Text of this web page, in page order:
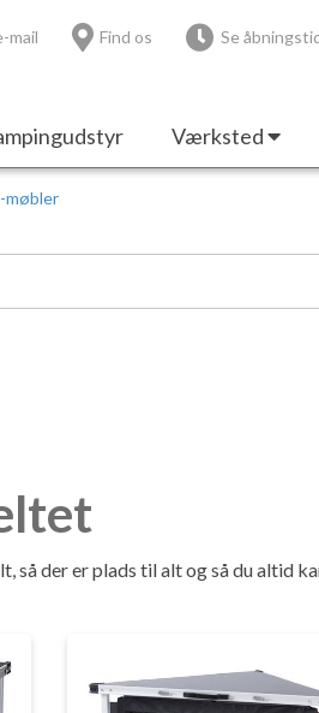
mail Find os Se
Værksted
møbler
der er plads til alt og så du altid